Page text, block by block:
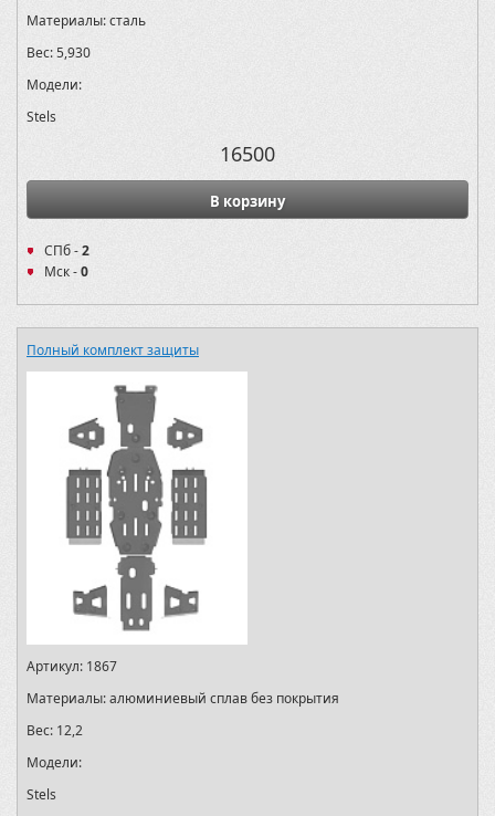
Материалы:сталь
Вес:5,930
Модели:
Stels
16500
В корзину
СПб -2
Мск -0
Полный комплект защиты
Артикул: 1867
Материалы:алюминиевый сплав без покрытия
Вес: 12,2
Модели:
Stels